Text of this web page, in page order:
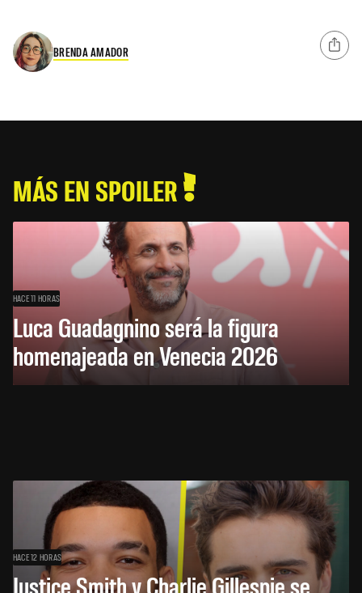
BRENDA AMADOR
MÁS EN SPOILER
HACE 11 HORAS
Luca Guadagnino será la figura
homenajeada en Venecia 2026
HACE 12 HORAS
Justice Smith y Charlie Gillespie se